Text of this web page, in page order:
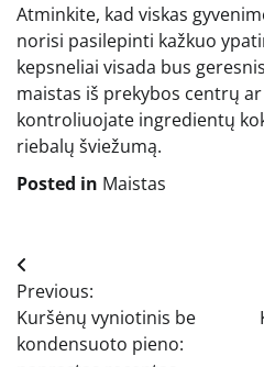
Atminkite, kad viskas
norisi pasilepinti kažkuo
kepsneliai visada bus
maistas iš prekybos centrų
kontroliuojate ingredientų
riebalų šviežumą.
Posted in Maistas
Navigacija
tarp
įrašų
Previous:
Kuršėnų vyniotinis be
kondensuoto pieno: